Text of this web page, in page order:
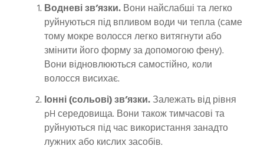
Водневі зв’язки.Вони найслабші та легко
руйнуються під впливом води чи тепла (саме
тому мокре волосся легко витягнути або
змінити його форму за допомогою фену).
Вони відновлюються самостійно, коли
волосся висихає.
Іонні (сольові) зв’язки.Залежать від рівня
pH середовища. Вони також тимчасові та
руйнуються під час використання занадто
лужних або кислих засобів.